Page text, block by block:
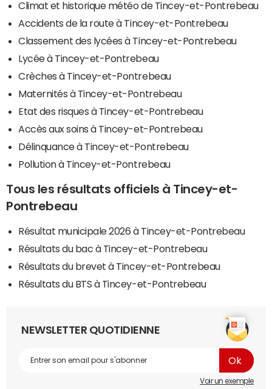
Climat et historique météo de Tincey-et-Pontrebeau
Accidents de la route à Tincey-et-Pontrebeau
Classement des lycées à Tincey-et-Pontrebeau
Lycée à Tincey-et-Pontrebeau
Crèches à Tincey-et-Pontrebeau
Maternités à Tincey-et-Pontrebeau
Etat des risques à Tincey-et-Pontrebeau
Accès aux soins à Tincey-et-Pontrebeau
Délinquance à Tincey-et-Pontrebeau
Pollution à Tincey-et-Pontrebeau
Tous les résultats officiels à Tincey-et-
Pontrebeau
Résultat municipale 2026 à Tincey-et-Pontrebeau
Résultats du bac à Tincey-et-Pontrebeau
Résultats du brevet à Tincey-et-Pontrebeau
Résultats du BTS à Tincey-et-Pontrebeau
NEWSLETTER QUOTIDIENNE
Voir un exemple